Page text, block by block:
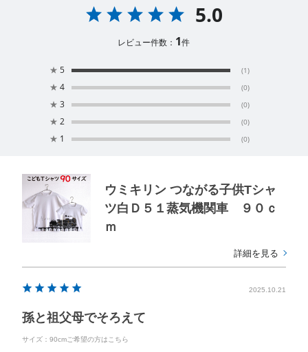
5.0
レビュー件数： 1件
★ 5 (1)
★ 4 (0)
★ 3 (0)
★ 2 (0)
★ 1 (0)
ウミキリン つながる子供Tシャ
ツ白Ｄ５１蒸気機関車 ９０ｃ
ｍ
詳細を見る
2025.10.21
孫と祖父母でそろえて
サイズ：90cmご希望の方はこちら